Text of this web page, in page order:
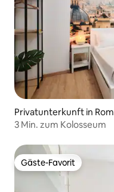
Privatunterkunft in Rom
3 Min. zum Kolosseum
Gäste-Favorit
Gäste-Favorit